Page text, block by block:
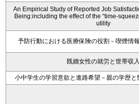
An Empirical Study of Reported Job
Being:including the effect of the “time-
utility
予防行動における医療保険の役割－喫煙情
既婚女性の就労と世帯収入
小中学生の学習意欲と進路希望－親の学歴と